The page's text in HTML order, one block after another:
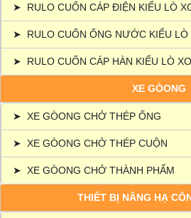
➤ RULO CUỐN CÁP ĐIỆN KIỂU LÒ
➤ RULO CUỐN ỐNG NƯỚC KIỂU LÒ
➤ RULO CUỐN CÁP HÀN KIỂU LÒ XO
XE GÒONG
➤ XE GÒONG CHỞ THÉP ỐNG
➤ XE GÒONG CHỞ THÉP CUỘN
➤ XE GÒONG CHỞ THÀNH PHẨM
THIẾT BỊ NÂNG HẠ